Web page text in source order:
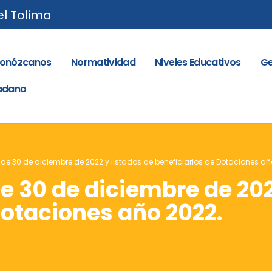
Tolima
Normatividad Niveles Educativos
30 de diciembre de 2022 y listados de beneficiarios de Dotaciones
30 de diciembre de
año 2022.